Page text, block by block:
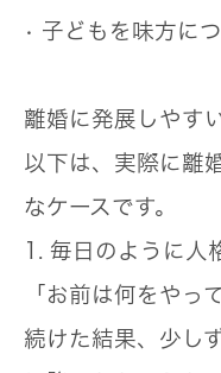
• 子どもを味方に
離婚に発展しやす
以下は、実際に離
なケースです。
1. 毎日のように人
「お前は何をやっ
続けた結果、少し